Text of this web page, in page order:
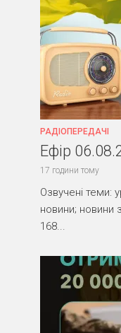
РАДІОПЕРЕДАЧІ
Ефір
17 години тому
Озвучені теми:
новини; новини
168...